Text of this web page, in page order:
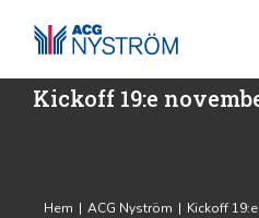
innehållet
Kickoff 19:e
Hem | ACG Nyström | Kickoff